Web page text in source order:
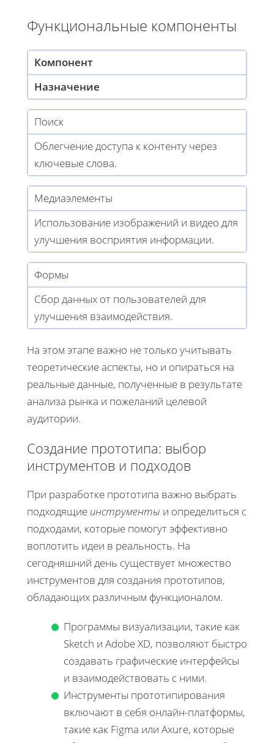
Функциональные компоненты
Компонент
Назначение
Поиск
Облегчение доступа к контенту через
ключевые слова.
Медиаэлементы
Использование изображений и видео для
улучшения восприятия информации.
Формы
Сбор данных от пользователей для
улучшения взаимодействия.
На этом этапе важно не только учитывать
теоретические аспекты, но и опираться на
реальные данные, полученные в результате
анализа рынка и пожеланий целевой
аудитории.
Создание прототипа: выбор
инструментов и подходов
При разработке прототипа важно выбрать
подходящие инструменты и определиться с
подходами, которые помогут эффективно
воплотить идеи в реальность. На
сегодняшний день существует множество
инструментов для создания прототипов,
обладающих различным функционалом.
Программы визуализации, такие как
Sketch и Adobe XD, позволяют быстро
создавать графические интерфейсы
и взаимодействовать с ними.
Инструменты прототипирования
включают в себя онлайн-платформы,
такие как Figma или Axure, которые